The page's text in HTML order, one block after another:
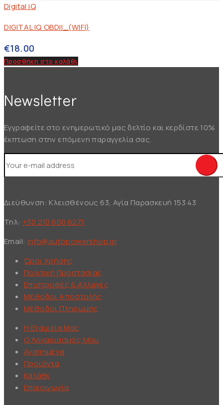
Digital iQ
DIGITAL IQ OBDII_(WIFI)
€18.00
Προσθήκη στο καλάθι
Newsletter
Εγγραφείτε στο ενημερωτικό μας δελτίο και κερδίστε 10%
έκπτωση στην επόμενη παραγγελία σας.
Διεύθυνση: Κλεισθένους 63, Αγία Παρασκευή 153 43
Τηλ: +30 210 600 6271
Email: info@autopowershop.gr
Όροι Χρήσης
Πολιτική Προστασίας
Επιστροφές & Αλλαγές
Μέθοδοι Αποστολής
Μέθοδοι Πληρωμής
Η Εταιρεία Μας
Ο Λογαριασμός Μου
Αγαπημένα
Προϊόντα
Καλάθι
Επικοινωνία